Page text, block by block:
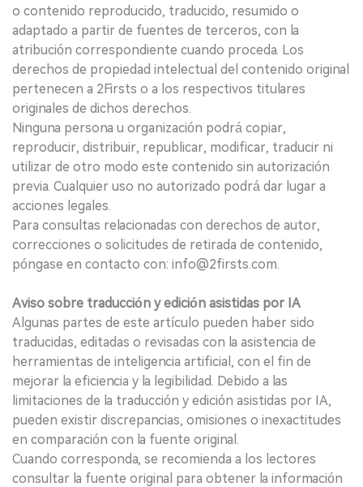
o contenido reproducido, traducido, resumido o
adaptado a partir de fuentes de terceros, con la
atribución correspondiente cuando proceda. Los
derechos de propiedad intelectual del contenido original
pertenecen a 2Firsts o a los respectivos titulares
originales de dichos derechos.
Ninguna persona u organización podrá copiar,
reproducir, distribuir, republicar, modificar, traducir ni
utilizar de otro modo este contenido sin autorización
previa. Cualquier uso no autorizado podrá dar lugar a
acciones legales.
Para consultas relacionadas con derechos de autor,
correcciones o solicitudes de retirada de contenido,
póngase en contacto con: info@2firsts.com.
Aviso sobre traducción y edición asistidas por IA
Algunas partes de este artículo pueden haber sido
traducidas, editadas o revisadas con la asistencia de
herramientas de inteligencia artificial, con el fin de
mejorar la eficiencia y la legibilidad. Debido a las
limitaciones de la traducción y edición asistidas por IA,
pueden existir discrepancias, omisiones o inexactitudes
en comparación con la fuente original.
Cuando corresponda, se recomienda a los lectores
consultar la fuente original para obtener la información